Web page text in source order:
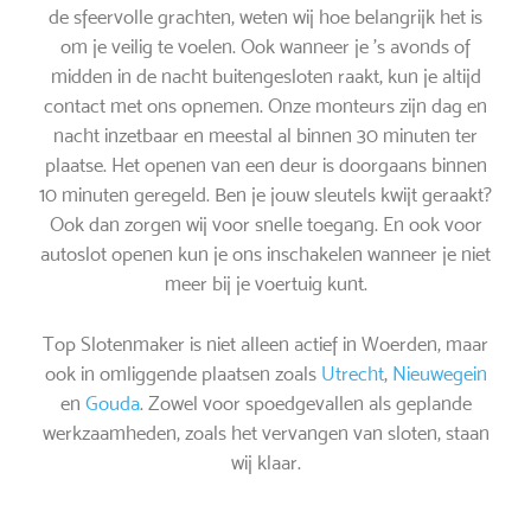
de sfeervolle grachten, weten wij hoe belangrijk het is
om je veilig te voelen. Ook wanneer je ’s avonds of
midden in de nacht buitengesloten raakt, kun je altijd
contact met ons opnemen. Onze monteurs zijn dag en
nacht inzetbaar en meestal al binnen 30 minuten ter
plaatse. Het openen van een deur is doorgaans binnen
10 minuten geregeld. Ben je jouw sleutels kwijt geraakt?
Ook dan zorgen wij voor snelle toegang. En ook voor
autoslot openen kun je ons inschakelen wanneer je niet
meer bij je voertuig kunt.
Top Slotenmaker is niet alleen actief in Woerden, maar
ook in omliggende plaatsen zoals Utrecht, Nieuwegein
en Gouda. Zowel voor spoedgevallen als geplande
werkzaamheden, zoals het vervangen van sloten, staan
wij klaar.